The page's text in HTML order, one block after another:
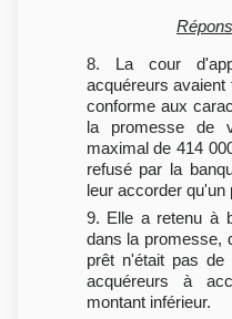
8. La cour
acquéreurs avaient
conforme aux
la promesse de
maximal de 414
refusé par la
leur accorder qu'un
9. Elle a retenu à
dans la promesse,
prêt n'était pas de
acquéreurs à
montant inférieur.